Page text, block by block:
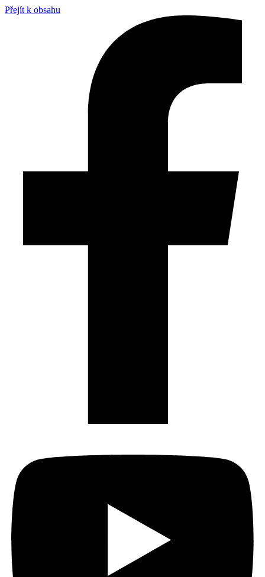
Přejít k obsahu